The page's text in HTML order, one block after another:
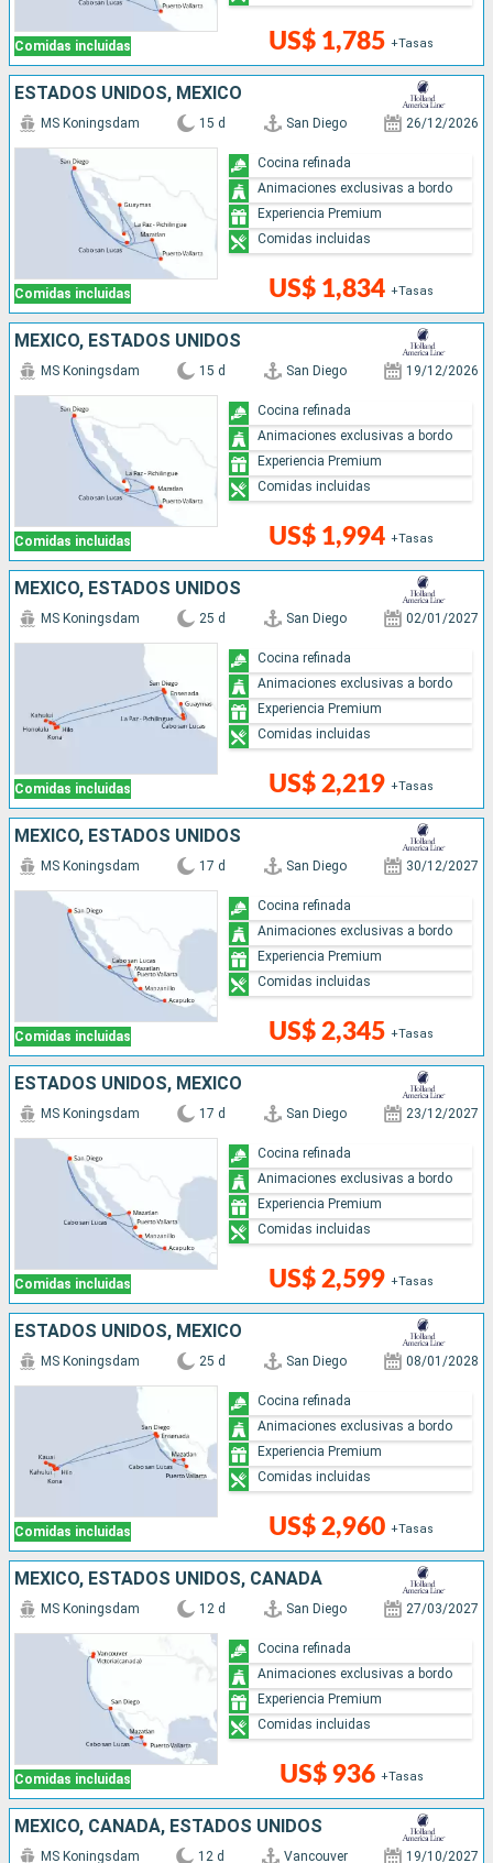
Comidas incluidas US$ 1,785 +Tasas
ESTADOS UNIDOS, MÉXICO
Comidas incluidas
MS Koningsdam 15 d San Diego 26/12/2026
US$ 1,834 +Tasas
Cocina refinada
Animaciones exclusivas a bordo
Experiencia Premium
Comidas incluidas
MÉXICO, ESTADOS UNIDOS
Comidas incluidas
MS Koningsdam 15 d San Diego 19/12/2026
US$ 1,994 +Tasas
Cocina refinada
Animaciones exclusivas a bordo
Experiencia Premium
Comidas incluidas
MÉXICO, ESTADOS UNIDOS
Comidas incluidas
MS Koningsdam 25 d San Diego 02/01/2027
US$ 2,219 +Tasas
Cocina refinada
Animaciones exclusivas a bordo
Experiencia Premium
Comidas incluidas
MÉXICO, ESTADOS UNIDOS
Comidas incluidas
MS Koningsdam 17 d San Diego 30/12/2027
US$ 2,345 +Tasas
Cocina refinada
Animaciones exclusivas a bordo
Experiencia Premium
Comidas incluidas
ESTADOS UNIDOS, MÉXICO
Comidas incluidas
MS Koningsdam 17 d San Diego 23/12/2027
US$ 2,599 +Tasas
Cocina refinada
Animaciones exclusivas a bordo
Experiencia Premium
Comidas incluidas
ESTADOS UNIDOS, MÉXICO
Comidas incluidas
MS Koningsdam 25 d San Diego 08/01/2028
US$ 2,960 +Tasas
Cocina refinada
Animaciones exclusivas a bordo
Experiencia Premium
Comidas incluidas
MÉXICO, ESTADOS UNIDOS, CANADÁ
Comidas incluidas
MS Koningsdam 12 d San Diego 27/03/2027
US$ 936 +Tasas
Cocina refinada
Animaciones exclusivas a bordo
Experiencia Premium
Comidas incluidas
MÉXICO, CANADÁ, ESTADOS UNIDOS
MS Koningsdam 12 d Vancouver 19/10/2027